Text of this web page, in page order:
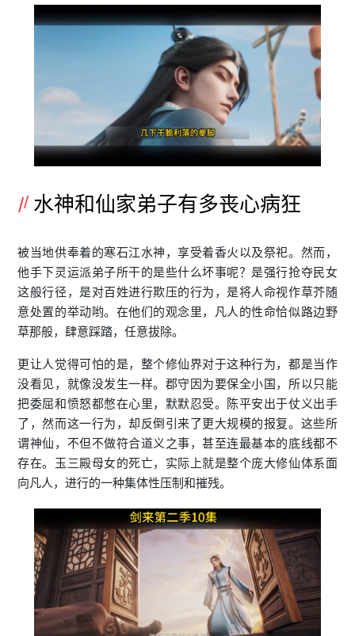
水神和仙家弟子有多丧心病狂
被当地供奉着的寒石江水神，享受着香火以及祭祀。然而，
他手下灵运派弟子所干的是些什么坏事呢？是强行抢夺民女
这般行径，是对百姓进行欺压的行为，是将人命视作草芥随
意处置的举动哟。在他们的观念里，凡人的性命恰似路边野
草那般，肆意踩踏，任意拔除。
更让人觉得可怕的是，整个修仙界对于这种行为，都是当作
没看见，就像没发生一样。郡守因为要保全小国，所以只能
把委屈和愤怒都憋在心里，默默忍受。陈平安出于仗义出手
了，然而这一行为，却反倒引来了更大规模的报复。这些所
谓神仙，不但不做符合道义之事，甚至连最基本的底线都不
存在。玉三殿母女的死亡，实际上就是整个庞大修仙体系面
向凡人，进行的一种集体性压制和摧残。